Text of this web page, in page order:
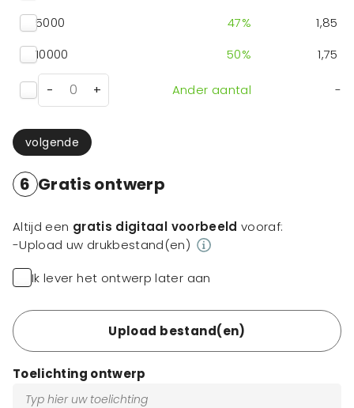
5000
47%
1,85
10000
50% 1,75
- + Ander aantal -
volgende
6 Gratis ontwerp
Altijd een gratis digitaal voorbeeld vooraf:
-Upload uw drukbestand(en)
Ik lever het ontwerp later aan
Upload bestand(en)
Toelichting ontwerp